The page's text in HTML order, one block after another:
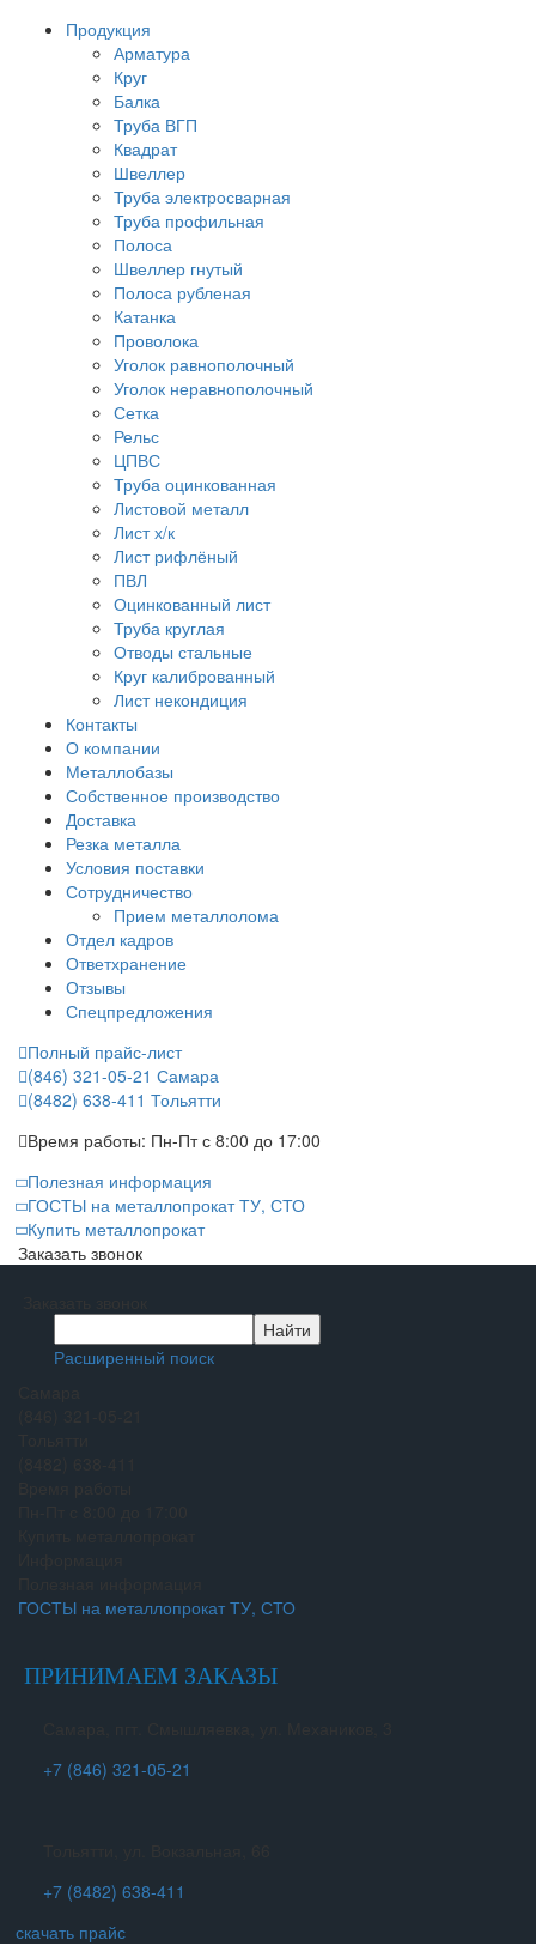
Продукция
Арматура
Круг
Балка
Труба ВГП
Квадрат
Швеллер
Труба электросварная
Труба профильная
Полоса
Швеллер гнутый
Полоса рубленая
Катанка
Проволока
Уголок равнополочный
Уголок неравнополочный
Сетка
Рельс
ЦПВС
Труба оцинкованная
Листовой металл
Лист х/к
Лист рифлёный
ПВЛ
Оцинкованный лист
Труба круглая
Отводы стальные
Круг калиброванный
Лист некондиция
Контакты
О компании
Металлобазы
Собственное производство
Доставка
Резка металла
Условия поставки
Сотрудничество
Прием металлолома
Отдел кадров
Ответхранение
Отзывы
Спецпредложения
Полный прайс-лист
(846) 321-05-21 Самара
(8482) 638-411 Тольятти
Время работы: Пн-Пт с 8:00 до 17:00
Полезная информация
ГОСТЫ на металлопрокат ТУ, СТО
Купить металлопрокат
Заказать звонок
Расширенный поиск
ГОСТЫ на металлопрокат ТУ, СТО
ПРИНИМАЕМ ЗАКАЗЫ
+7 (846) 321-05-21
+7 (8482) 638-411
скачать прайс